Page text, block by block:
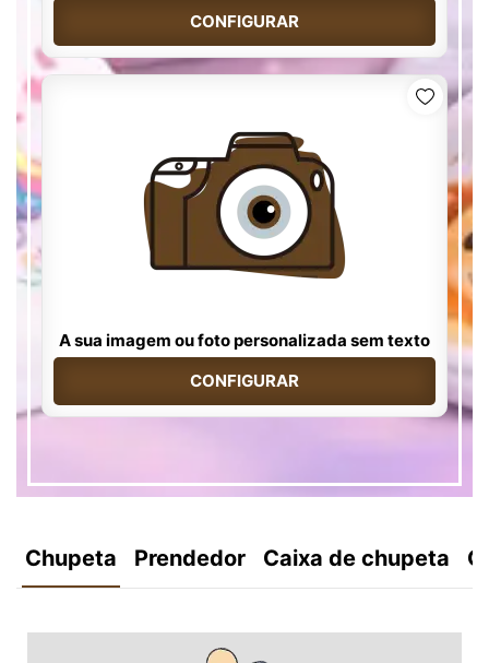
CONFIGURAR
A sua imagem ou foto personalizada sem texto
CONFIGURAR
Chupeta Prendedor Caixa de chupeta